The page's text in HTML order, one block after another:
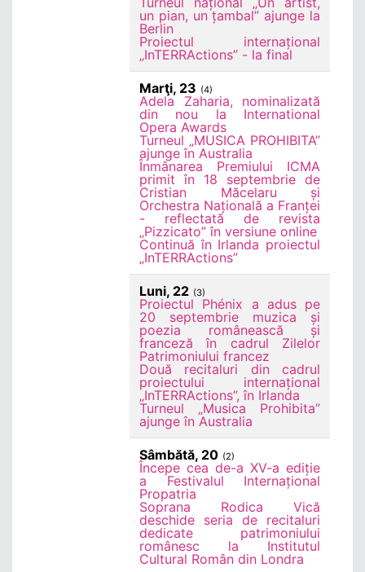
un pian, un țambal” ajunge la
Berlin
Proiectul internațional
„InTERRActions” - la final
Marţi, 23 (4)
Adela Zaharia, nominalizată
din nou la International
Opera Awards
Turneul „MUSICA PROHIBITA”
ajunge în Australia
Înmânarea Premiului ICMA
primit în 18 septembrie de
Cristian Măcelaru și
Orchestra Națională a Franței
- reflectată de revista
„Pizzicato” în versiune online
Continuă în Irlanda proiectul
„InTERRActions”
Luni, 22 (3)
Proiectul Phénix a adus pe
20 septembrie muzica și
poezia românească și
franceză în cadrul Zilelor
Patrimoniului francez
Două recitaluri din cadrul
proiectului internațional
„InTERRActions”, în Irlanda
Turneul „Musica Prohibita”
ajunge în Australia
Sâmbătă, 20 (2)
Începe cea de-a XV-a ediție
a Festivalul Internațional
Propatria
Soprana Rodica Vică
deschide seria de recitaluri
dedicate patrimoniului
românesc la Institutul
Cultural Român din Londra